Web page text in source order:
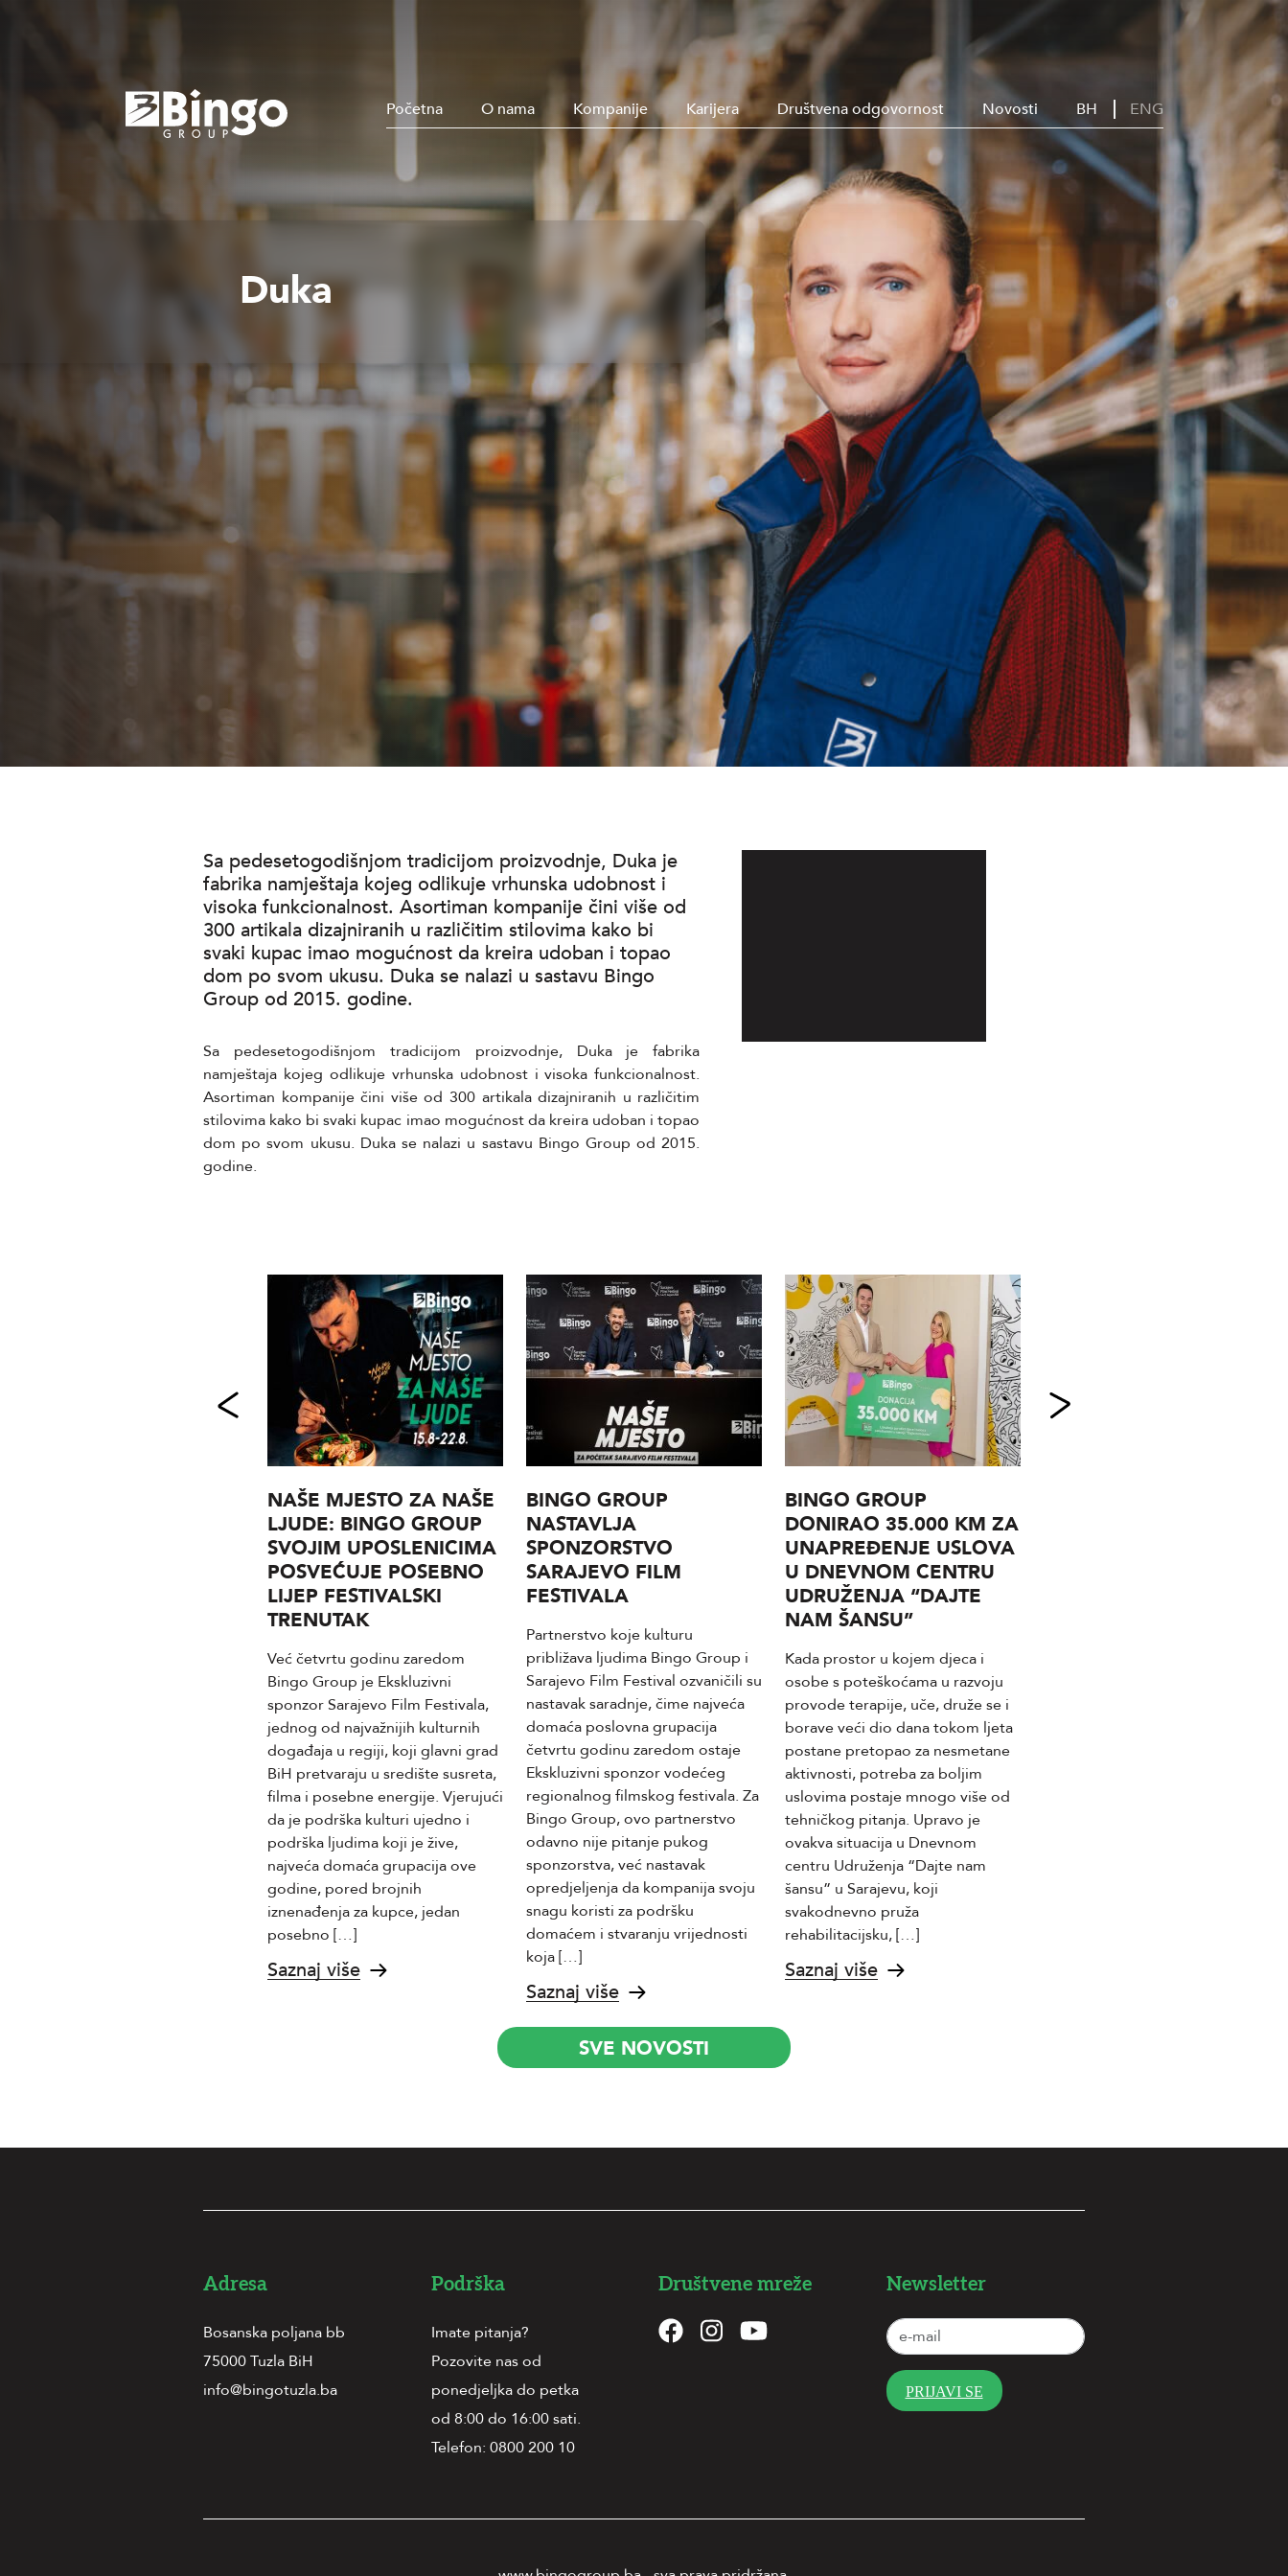
Početna O nama Kompanije Karijera Društvena odgovornost Novosti BH ENG
Duka
Sa pedesetogodišnjom tradicijom proizvodnje, Duka je
fabrika namještaja kojeg odlikuje vrhunska udobnost i
visoka funkcionalnost. Asortiman kompanije čini više od
300 artikala dizajniranih u različitim stilovima kako bi
svaki kupac imao mogućnost da kreira udoban i topao
dom po svom ukusu. Duka se nalazi u sastavu Bingo
Group od 2015. godine.
Sa pedesetogodišnjom tradicijom proizvodnje, Duka je fabrika
namještaja kojeg odlikuje vrhunska udobnost i visoka funkcionalnost.
Asortiman kompanije čini više od 300 artikala dizajniranih u različitim
stilovima kako bi svaki kupac imao mogućnost da kreira udoban i topao
dom po svom ukusu. Duka se nalazi u sastavu Bingo Group od 2015.
godine.
NAŠE MJESTO ZA NAŠE
LJUDE: BINGO GROUP
SVOJIM UPOSLENICIMA
POSVEĆUJE POSEBNO
LIJEP FESTIVALSKI
TRENUTAK
Već četvrtu godinu zaredom
Bingo Group je Ekskluzivni
sponzor Sarajevo Film Festivala,
jednog od najvažnijih kulturnih
događaja u regiji, koji glavni grad
BiH pretvaraju u središte susreta,
filma i posebne energije. Vjerujući
da je podrška kulturi ujedno i
podrška ljudima koji je žive,
najveća domaća grupacija ove
godine, pored brojnih
iznenađenja za kupce, jedan
posebno […]
Saznaj više
BINGO GROUP
NASTAVLJA
SPONZORSTVO
SARAJEVO FILM
FESTIVALA
Partnerstvo koje kulturu
približava ljudima Bingo Group i
Sarajevo Film Festival ozvaničili su
nastavak saradnje, čime najveća
domaća poslovna grupacija
četvrtu godinu zaredom ostaje
Ekskluzivni sponzor vodećeg
regionalnog filmskog festivala. Za
Bingo Group, ovo partnerstvo
odavno nije pitanje pukog
sponzorstva, već nastavak
opredjeljenja da kompanija svoju
snagu koristi za podršku
domaćem i stvaranju vrijednosti
koja […]
Saznaj više
BINGO GROUP
DONIRAO 35.000 KM ZA
UNAPREĐENJE USLOVA
U DNEVNOM CENTRU
UDRUŽENJA “DAJTE
NAM ŠANSU”
Kada prostor u kojem djeca i
osobe s poteškoćama u razvoju
provode terapije, uče, druže se i
borave veći dio dana tokom ljeta
postane pretopao za nesmetane
aktivnosti, potreba za boljim
uslovima postaje mnogo više od
tehničkog pitanja. Upravo je
ovakva situacija u Dnevnom
centru Udruženja “Dajte nam
šansu” u Sarajevu, koji
svakodnevno pruža
rehabilitacijsku, […]
Saznaj više
SVE NOVOSTI
Adresa
Bosanska poljana bb
75000 Tuzla BiH
info@bingotuzla.ba
Podrška
Imate pitanja?
Pozovite nas od
ponedjeljka do petka
od 8:00 do 16:00 sati.
Telefon: 0800 200 10
Društvene mreže Newsletter
PRIJAVI SE